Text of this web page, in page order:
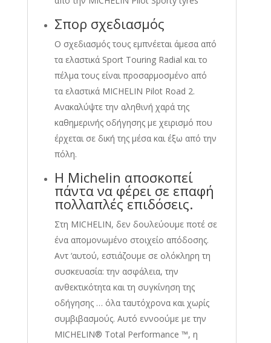
Σπορ σχεδιασμός
Ο σχεδιασμός τους εμπνέεται άμεσα από
τα ελαστικά Sport Touring Radial και το
πέλμα τους είναι προσαρμοσμένο από
τα ελαστικά MICHELIN Pilot Road 2.
Ανακαλύψτε την αληθινή χαρά της
καθημερινής οδήγησης με χειρισμό που
έρχεται σε δική της μέσα και έξω από την
πόλη.
Η Michelin αποσκοπεί
πάντα να φέρει σε επαφή
πολλαπλές επιδόσεις.
Στη MICHELIN, δεν δουλεύουμε ποτέ σε
ένα απομονωμένο στοιχείο απόδοσης.
Αντ ‘αυτού, εστιάζουμε σε ολόκληρη τη
συσκευασία: την ασφάλεια, την
ανθεκτικότητα και τη συγκίνηση της
οδήγησης … όλα ταυτόχρονα και χωρίς
συμβιβασμούς. Αυτό εννοούμε με την
MICHELIN® Total Performance ™, η